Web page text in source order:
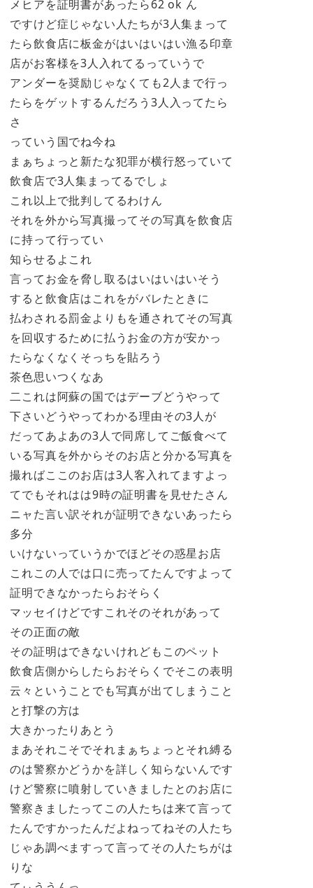
メヒアを証明書があったら62 ok ん
ですけど症じゃない人たちが3人集まって
たら飲食店に板金がはいはいはい漁る印章
店がお客様を3人入れてるっていうで
アンダーを奨励じゃなくても2人まで行っ
たらをゲットするんだろう3人入ってたら
さ
っていう国でね今ね
まぁちょっと新たな犯罪が横行怒っていて
飲食店で3人集まってるでしょ
これ以上で批判してるわけん
それを外から写真撮ってその写真を飲食店
に持って行ってい
知らせるよこれ
言ってお金を脅し取るはいはいはいそう
すると飲食店はこれをがバレたときに
払わされる罰金よりもを通されてその写真
を回収するために払うお金の方が安かっ
たらなくなくそっちを貼ろう
茶色思いつくなあ
二これは阿蘇の国ではデーブどうやって
下さいどうやってわかる理由その3人が
だってあよあの3人で同席してご飯食べて
いる写真を外からそのお店と分かる写真を
撮ればここのお店は3人客入れてますよっ
てでもそれはは9時の証明書を見せたさん
ニャた言い訳それが証明できないあったら
多分
いけないっていうかでほどその惑星お店
これこの人では口に売ってたんですよって
証明できなかったらおそらく
マッセイけどですこれそのそれがあって
その正面の敵
その証明はできないけれどもこのペット
飲食店側からしたらおそらくでそこの表明
云々ということでも写真が出てしまうこと
と打撃の方は
大きかったりあとう
まあそれこそでそれまぁちょっとそれ縛る
のは警察かどうかを詳しく知らないんです
けど警察に噴射していきましたとのお店に
警察きましたってこの人たちは来て言って
たんですかったんだよねってねその人たち
じゃあ調べますって言ってその人たちがは
りな